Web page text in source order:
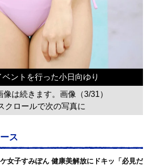
ントを行った小日向ゆり
像は続きます。画像（3/31）
クロールで次の写真に
ス
ケ女子すみぽん 健康美解放にドキッ「必見だ